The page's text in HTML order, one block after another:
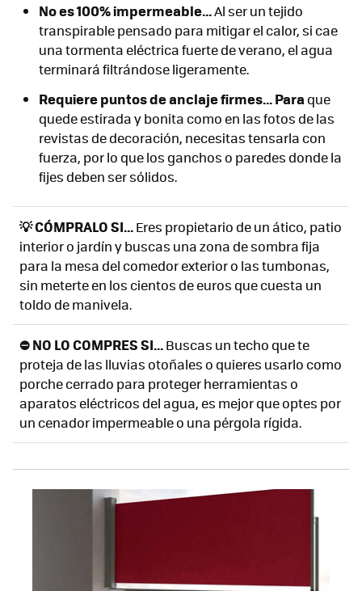
No es 100% impermeable...Al ser un tejido
transpirable pensado para mitigar el calor, si cae
una tormenta eléctrica fuerte de verano, el agua
terminará filtrándose ligeramente.
Requiere puntos de anclaje firmes... Paraque
quede estirada y bonita como en las fotos de las
revistas de decoración, necesitas tensarla con
fuerza, por lo que los ganchos o paredes donde la
fijes deben ser sólidos.
💡 CÓMPRALO SI...Eres propietario de un ático, patio
interior o jardín y buscas una zona de sombra fija
para la mesa del comedor exterior o las tumbonas,
sin meterte en los cientos de euros que cuesta un
toldo de manivela.
⛔ NO LO COMPRES SI...Buscas un techo que te
proteja de las lluvias otoñales o quieres usarlo como
porche cerrado para proteger herramientas o
aparatos eléctricos del agua, es mejor que optes por
un cenador impermeable o una pérgola rígida.